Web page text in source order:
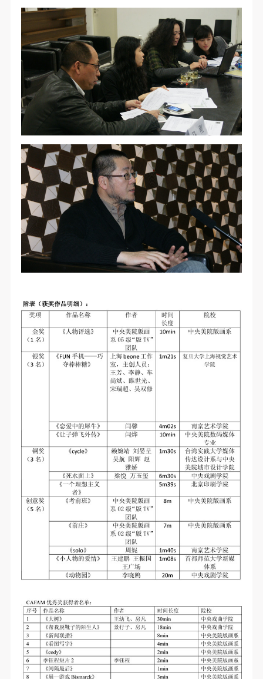
快捷登录 帐号密码登录
手机号码
发送验证码
验证码
登录